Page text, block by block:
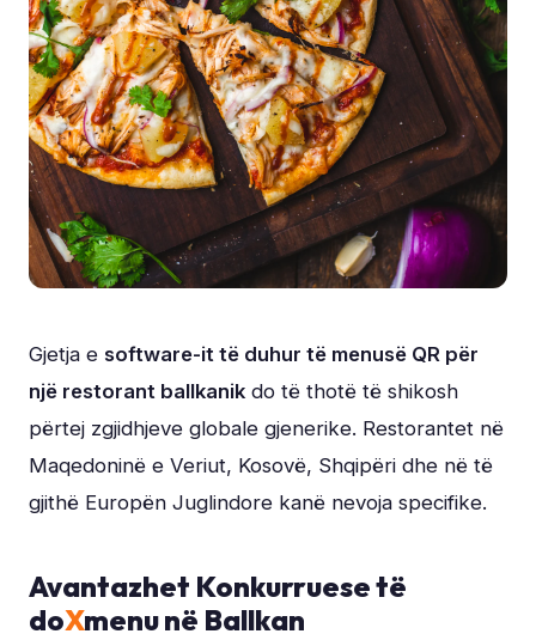
Gjetja e software-it të duhur të menusë QR për
një restorant ballkanik do të thotë të shikosh
përtej zgjidhjeve globale gjenerike. Restorantet në
Maqedoninë e Veriut, Kosovë, Shqipëri dhe në të
gjithë Europën Juglindore kanë nevoja specifike.
Avantazhet Konkurruese të
doXmenu në Ballkan